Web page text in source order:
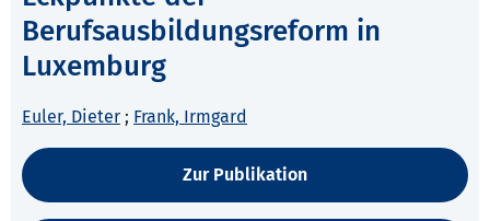
Berufsausbildungsreform in
Luxemburg
Euler, Dieter ; Frank, Irmgard
Zur Publikation